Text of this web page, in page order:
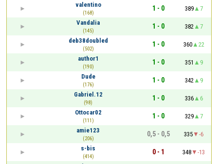
valentino
(168)
1 - 0 389
7
Vandalia
(145)
1 - 0 382
7
deb38doubled
(502)
1 - 0 360
22
author1
(190)
1 - 0 351
9
Dude
(176)
1 - 0 342
9
Gabriel.12
(98)
1 - 0 336
6
Ottocar02
(111)
1 - 0 329
7
amie123
(206)
0,5 - 0,5 335
-6
s-bis
(414)
0 - 1 348
-13